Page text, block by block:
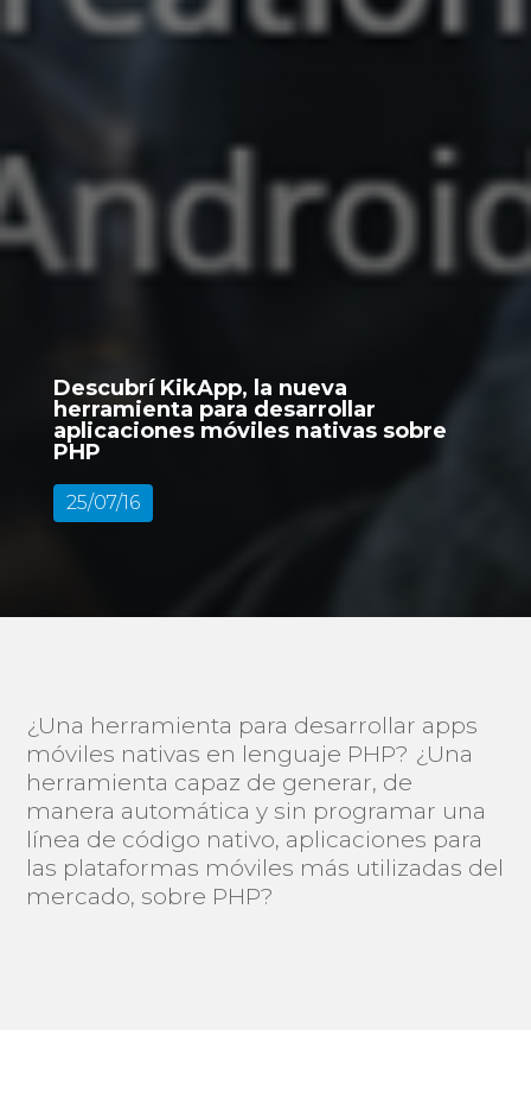
Descubrí KikApp, la nueva
herramienta para desarrollar
aplicaciones móviles nativas sobre
PHP
25/07/16
¿Una herramienta para desarrollar apps
móviles nativas en lenguaje PHP? ¿Una
herramienta capaz de generar, de
manera automática y sin programar una
línea de código nativo, aplicaciones para
las plataformas móviles más utilizadas del
mercado, sobre PHP?